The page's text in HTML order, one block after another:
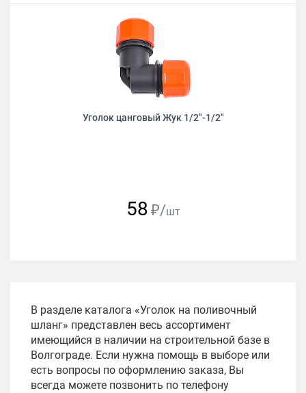
Уголок цанговый Жук 1/2"-1/2"
58 ₽/шт
В разделе каталога «Уголок на поливочный
шланг» представлен весь ассортимент
имеющийся в наличии на строительной базе в
Волгограде. Если нужна помощь в выборе или
есть вопросы по оформлению заказа, Вы
всегда можете позвонить по телефону